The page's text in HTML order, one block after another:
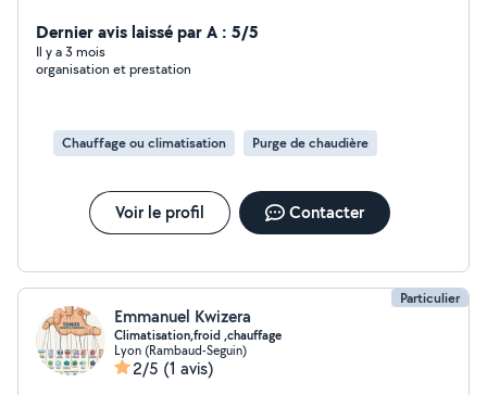
Dernier avis laissé par A : 5/5
Il y a 3 mois
organisation et prestation
Chauffage ou climatisation Purge de chaudière
Voir le profil Contacter
Particulier
Emmanuel Kwizera
Climatisation,froid ,chauffage
Lyon (Rambaud-Seguin)
2/5 (1 avis)